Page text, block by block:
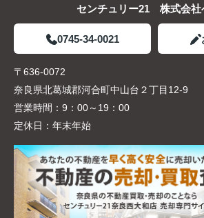
センチュリー21 株式会社
0745-34-0021
〒636-0072
奈良県北葛城郡河合町中山台２丁目12-9
営業時間： 9：00～19：00
定休日： 年末年始